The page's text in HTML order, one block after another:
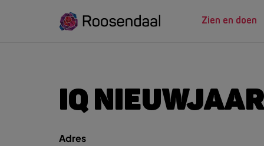
Zien en doen
ZIEN EN
LEREN
IQ
Adres